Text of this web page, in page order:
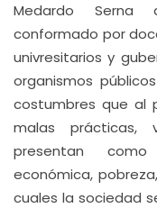
Medardo Serna
conformado por
univresitarios y
organismos
costumbres que al
malas prácticas,
presentan como
económica,
cuales la sociedad